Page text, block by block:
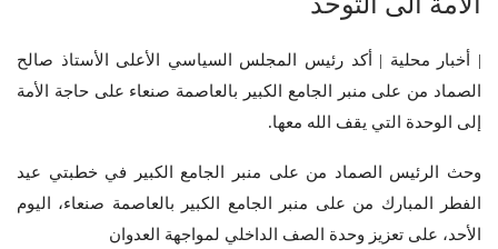
| أخبار محلية | أكد رئيس المجلس السياسي الأعلى الأستاذ صالح
الصماد من على منبر الجامع الكبير بالعاصمة صنعاء على حاجة الأمة
إلى الوحدة التي يقف الله معها.
وحث الرئيس الصماد من على منبر الجامع الكبير في خطبتي عيد
الفطر المبارك من على منبر الجامع الكبير بالعاصمة صنعاء، اليوم
الأحد، على تعزيز وحدة الصف الداخلي لمواجهة العدوان